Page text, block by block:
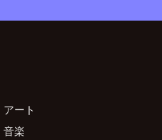
アート
音楽